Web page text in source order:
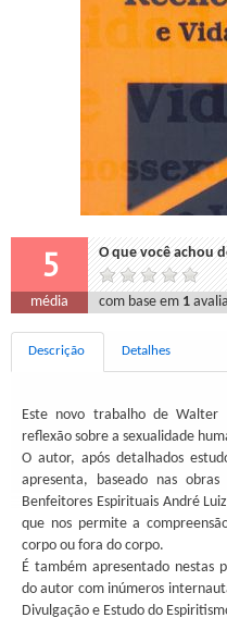
5 O que você achou
média com base em 1
Descrição Detalhes
Este novo trabalho de Walter
reflexão sobre a sexualidade
O autor, após detalhados
apresenta, baseado nas
Benfeitores Espirituais André
que nos permite a
corpo ou fora do corpo.
É também apresentado nestas
do autor com inúmeros
Divulgação e Estudo do